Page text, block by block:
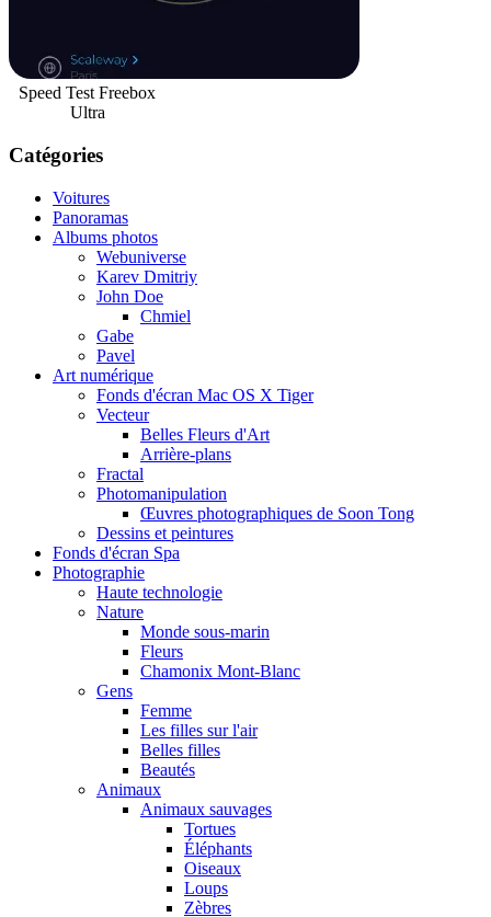
Speed Test Freebox
Ultra
Catégories
Voitures
Panoramas
Albums photos
Webuniverse
Karev Dmitriy
John Doe
Chmiel
Gabe
Pavel
Art numérique
Fonds d'écran Mac OS X Tiger
Vecteur
Belles Fleurs d'Art
Arrière-plans
Fractal
Photomanipulation
Œuvres photographiques de Soon Tong
Dessins et peintures
Fonds d'écran Spa
Photographie
Haute technologie
Nature
Monde sous-marin
Fleurs
Chamonix Mont-Blanc
Gens
Femme
Les filles sur l'air
Belles filles
Beautés
Animaux
Animaux sauvages
Tortues
Éléphants
Oiseaux
Loups
Zèbres